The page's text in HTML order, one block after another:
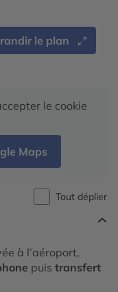
le plan
le cookie
Maps
Tout déplier
à l’aéroport,
puis transfert